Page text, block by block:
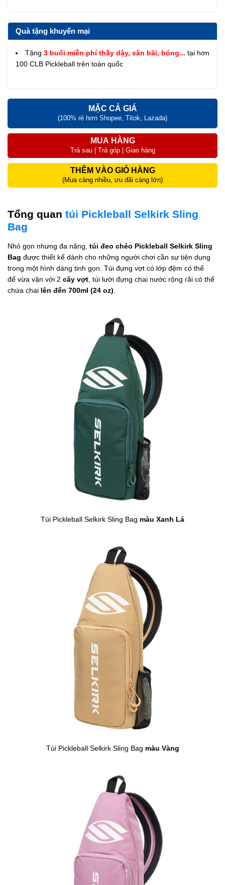
Quà tặng khuyến mại
Tặng 3 buổi miễn phí thầy dậy, sân bãi, bóng... tại hơn
100 CLB Pickleball trên toàn quốc
MẶC CẢ GIÁ
(100% rẻ hơn Shopee, Titok, Lazada)
MUA HÀNG
Trả sau | Trả góp | Giao hàng
THÊM VÀO GIỎ HÀNG
(Mua càng nhiều, ưu đãi càng lớn)
Tổng quan túi Pickleball Selkirk Sling
Bag
Nhỏ gọn nhưng đa năng, túi đeo chéo Pickleball Selkirk Sling
Bag được thiết kế dành cho những người chơi cần sự tiện dụng
trong một hình dáng tinh gọn. Túi đựng vợt có lớp đệm có thể
để vừa vặn với 2 cây vợt , túi lưới đựng chai nước rộng rãi có thể
chứa chai lên đến 700ml (24 oz)
Túi Pickleball Selkirk Sling Bag màu Xanh Lá
Túi Pickleball Selkirk Sling Bag màu Vàng